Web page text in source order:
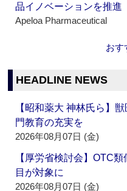
品イノベーションを推進
Apeloa Pharmaceutical
おす
HEADLINE NEWS
【昭和薬大 神林氏ら】
門教育の充実を
2026年08月07日 (金)
【厚労省検討会】OTC
目が対象に
2026年08月07日 (金)